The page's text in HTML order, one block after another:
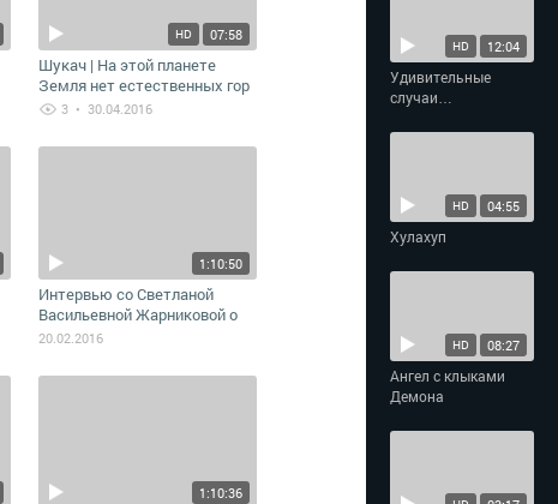
07:58
HD
Шукач | На этой планете
Земля нет естественных гор
и ущелий. Вскрываем
3 • 30.04.2016
1:10:50
Интервью со Светланой
Васильевной Жарниковой о
Русском Севере, Кайласе и о
20.02.2016
1:10:36
12:04
HD
Удивительные
случаи
04:55
HD
Хулахуп
08:27
HD
Ангел с клыками
Демона